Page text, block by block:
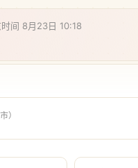
时间 8月23日 10:18
）